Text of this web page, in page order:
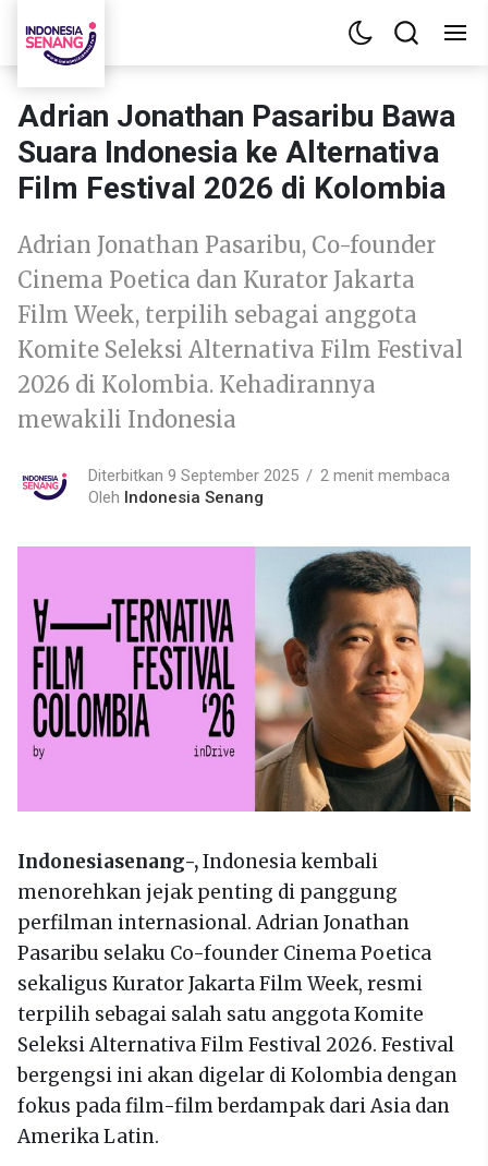
Adrian Jonathan Pasaribu Bawa
Suara Indonesia ke Alternativa
Film Festival 2026 di Kolombia
Adrian Jonathan Pasaribu, Co-founder
Cinema Poetica dan Kurator Jakarta
Film Week, terpilih sebagai anggota
Komite Seleksi Alternativa Film Festival
2026 di Kolombia. Kehadirannya
mewakili Indonesia
Diterbitkan 9 September 2025
2 menit membaca
Oleh Indonesia Senang
Indonesiasenang-,Indonesia kembali
menorehkan jejak penting di panggung
perfilman internasional. Adrian Jonathan
Pasaribu selaku Co-founder Cinema Poetica
sekaligus Kurator Jakarta Film Week, resmi
terpilih sebagai salah satu anggota Komite
Seleksi Alternativa Film Festival 2026. Festival
bergengsi ini akan digelar di Kolombia dengan
fokus pada film-film berdampak dari Asia dan
Amerika Latin.